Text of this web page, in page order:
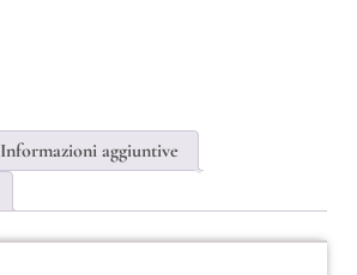
Informazioni aggiuntive